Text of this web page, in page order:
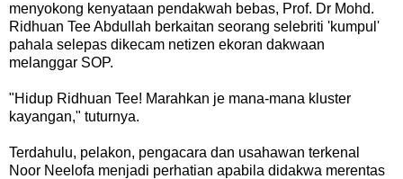
menyokong kenyataan pendakwah bebas, Prof. Dr Mohd.
Ridhuan Tee Abdullah berkaitan seorang selebriti 'kumpul'
pahala selepas dikecam netizen ekoran dakwaan
melanggar SOP.
"Hidup Ridhuan Tee! Marahkan je mana-mana kluster
kayangan," tuturnya.
Terdahulu, pelakon, pengacara dan usahawan terkenal
Noor Neelofa menjadi perhatian apabila didakwa merentas